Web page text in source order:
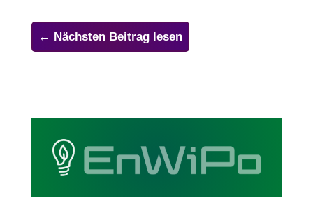
← Nächsten Beitrag lesen